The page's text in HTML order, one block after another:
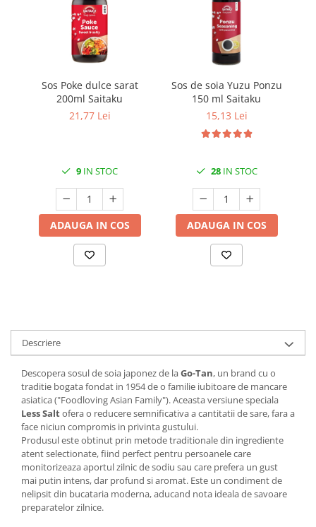
Sos Poke dulce sarat
200ml Saitaku
21,77 Lei
9 IN STOC
ADAUGA IN COS
Sos de soia Yuzu Ponzu
150 ml Saitaku
15,13 Lei
28IN STOC
ADAUGA IN COS
Descriere
Descopera sosul de soia japonez de laGo-Tan, un brand cu o
traditie bogata fondat in 1954 de o familie iubitoare de mancare
asiatica ("Foodloving Asian Family"). Aceasta versiune speciala
Less Saltofera o reducere semnificativa a cantitatii de sare, fara a
face niciun compromis in privinta gustului.
Produsul este obtinut prin metode traditionale din ingrediente
atent selectionate, fiind perfect pentru persoanele care
monitorizeaza aportul zilnic de sodiu sau care prefera un gust
mai putin intens, dar profund si aromat. Este un condiment de
nelipsit din bucataria moderna, aducand nota ideala de savoare
preparatelor zilnice.